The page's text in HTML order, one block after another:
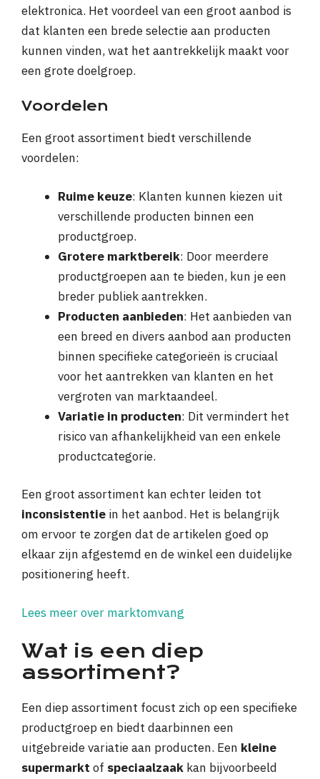
elektronica. Het voordeel van een groot aanbod is
dat klanten een brede selectie aan producten
kunnen vinden, wat het aantrekkelijk maakt voor
een grote doelgroep.
Voordelen
Een groot assortiment biedt verschillende
voordelen:
Ruime keuze: Klanten kunnen kiezen uit
verschillende producten binnen een
productgroep.
Grotere marktbereik: Door meerdere
productgroepen aan te bieden, kun je een
breder publiek aantrekken.
Producten aanbieden: Het aanbieden van
een breed en divers aanbod aan producten
binnen specifieke categorieën is cruciaal
voor het aantrekken van klanten en het
vergroten van marktaandeel.
Variatie in producten: Dit vermindert het
risico van afhankelijkheid van een enkele
productcategorie.
Een groot assortiment kan echter leiden tot
inconsistentie in het aanbod. Het is belangrijk
om ervoor te zorgen dat de artikelen goed op
elkaar zijn afgestemd en de winkel een duidelijke
positionering heeft.
Lees meer over marktomvang
Wat is een diep
assortiment?
Een diep assortiment focust zich op een specifieke
productgroep en biedt daarbinnen een
uitgebreide variatie aan producten. Een kleine
supermarkt of speciaalzaak kan bijvoorbeeld